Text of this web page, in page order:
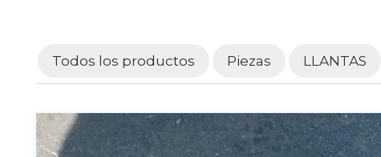
Todos los productos Piezas LLANTAS